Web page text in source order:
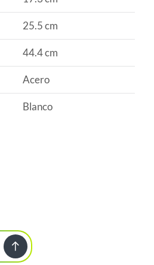
25.5 cm
44.4 cm
Acero
Blanco